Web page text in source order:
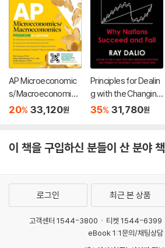
AP Microeconomic
s/Macroeconomics
Premium, Eighth Edi
Comprehensive Re
20% 33,120원
Principles for Dealin
g with the Changing
World Order
35% 31,780원
이 책을 구입하신 분들이 산 분야 책
로그인 최근 본 상품
고객센터 1544-3800 티켓 1544-6399
eBook 1:1문의/채팅상담